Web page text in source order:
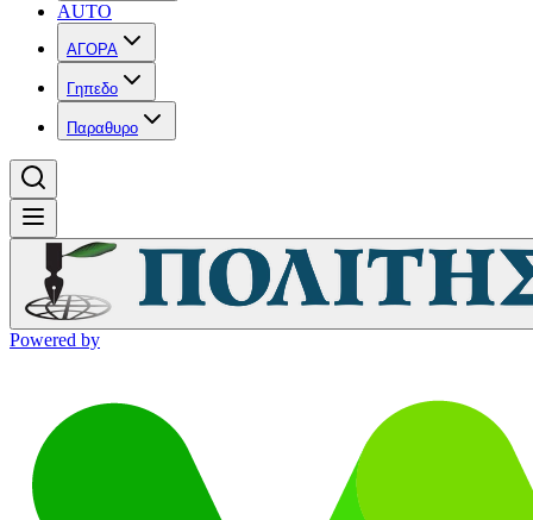
AUTO
ΑΓΟΡΑ
Γηπεδο
Παραθυρο
Powered by